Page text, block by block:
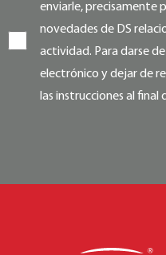
enviarle, precisamente
novedades de DS
actividad. Para darse
electrónico y dejar de
las instrucciones al